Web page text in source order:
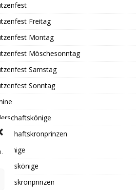
Freitag
Montag
Möschesonntag
Samstag
Sonntag